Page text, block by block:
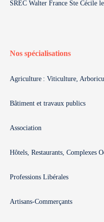
SREC Walter France Ste Cécile
Nos spécialisations
Agriculture : Viticulture,
Bâtiment et travaux publics
Association
Hôtels, Restaurants, Complexes
Professions Libérales
Artisans-Commerçants